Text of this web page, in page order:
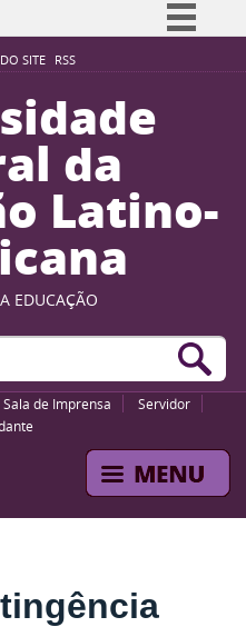
SITE RSS
Simplifique!
Participe
Acesso à informação
Legislação
Canais
da
Latino-
EDUCAÇÃO
Sala de Imprensa
Servidor